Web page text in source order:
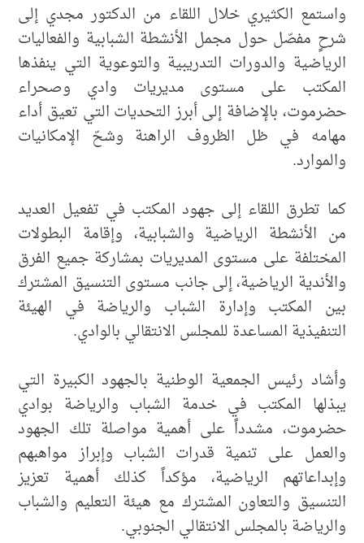
واستمع الكثيري خلال اللقاء من الدكتور مجدي إلى
شرحٍ مفصّل حول مجمل الأنشطة الشبابية والفعاليات
الرياضية والدورات التدريبية والتوعوية التي ينفذها
المكتب على مستوى مديريات وادي وصحراء
حضرموت، بالإضافة إلى أبرز التحديات التي تعيق أداء
مهامه في ظل الظروف الراهنة وشحّ الإمكانيات
والموارد.
كما تطرق اللقاء إلى جهود المكتب في تفعيل العديد
من الأنشطة الرياضية والشبابية، وإقامة البطولات
المختلفة على مستوى المديريات بمشاركة جميع الفرق
والأندية الرياضية، إلى جانب مستوى التنسيق المشترك
بين المكتب وإدارة الشباب والرياضة في الهيئة
التنفيذية المساعدة للمجلس الانتقالي بالوادي.
وأشاد رئيس الجمعية الوطنية بالجهود الكبيرة التي
يبذلها المكتب في خدمة الشباب والرياضة بوادي
حضرموت، مشدداً على أهمية مواصلة تلك الجهود
والعمل على تنمية قدرات الشباب وإبراز مواهبهم
وإبداعاتهم الرياضية، مؤكداً كذلك أهمية تعزيز
التنسيق والتعاون المشترك مع هيئة التعليم والشباب
والرياضة بالمجلس الانتقالي الجنوبي.